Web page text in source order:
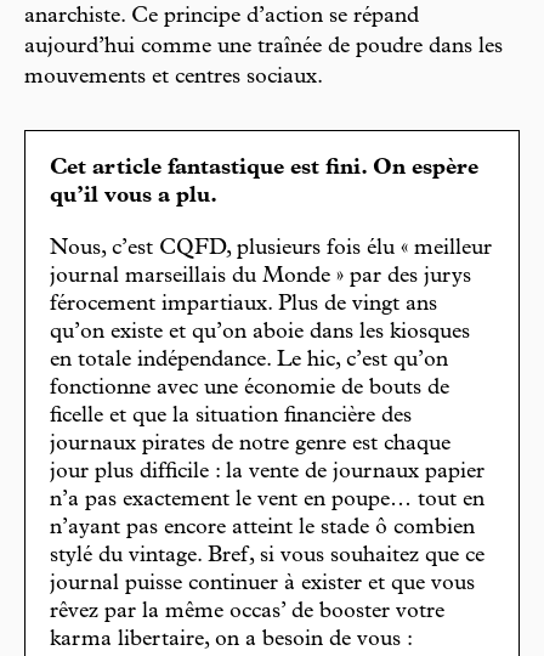
anarchiste. Ce principe d’action se répand
aujourd’hui comme une traînée de poudre dans les
mouvements et centres sociaux.
Cet article fantastique est fini. On espère
qu’il vous a plu.
Nous, c’est CQFD, plusieurs fois élu « meilleur
journal marseillais du Monde » par des jurys
férocement impartiaux. Plus de vingt ans
qu’on existe et qu’on aboie dans les kiosques
en totale indépendance. Le hic, c’est qu’on
fonctionne avec une économie de bouts de
ficelle et que la situation financière des
journaux pirates de notre genre est chaque
jour plus difficile : la vente de journaux papier
n’a pas exactement le vent en poupe… tout en
n’ayant pas encore atteint le stade ô combien
stylé du vintage. Bref, si vous souhaitez que ce
journal puisse continuer à exister et que vous
rêvez par la même occas’ de booster votre
karma libertaire, on a besoin de vous :